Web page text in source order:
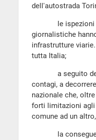
dell'autostrada
le ispezioni
giornalistiche
infrastrutture
tutta Italia;
a seguito
contagi, a
nazionale che,
forti limitazioni agli
comune ad un
la conseguenza